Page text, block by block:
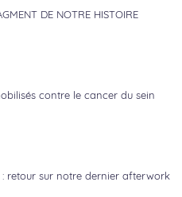
DE NOTRE HISTOIRE
contre le cancer du sein
: retour sur notre dernier afterwork